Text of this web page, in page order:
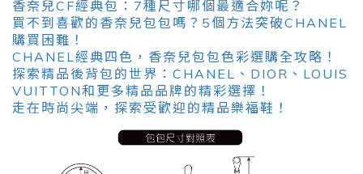
香奈兒CF經典包：7種尺寸哪個最適合妳呢？
買不到喜歡的香奈兒包包嗎？5個方法突破CHANEL
購買困難！
CHANEL經典四色，香奈兒包包色彩選購全攻略！
探索精品後背包的世界：CHANEL、DIOR、LOUIS
VUITTON和更多精品品牌的精彩選擇！
走在時尚尖端，探索受歡迎的精品樂福鞋！